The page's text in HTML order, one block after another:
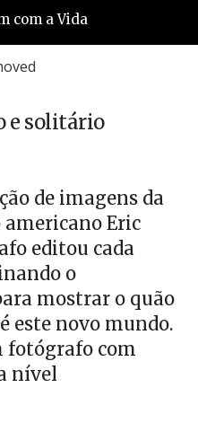
e solitário
de imagens da
Eric
editou cada
o
mostrar o quão
este novo mundo.
fotógrafo com
nível